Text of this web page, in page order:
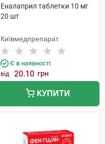
Еналаприл таблетки 10 мг
20 шт
Київмедпрепарат
Є в наявності
від 20.10 грн
КУПИТИ